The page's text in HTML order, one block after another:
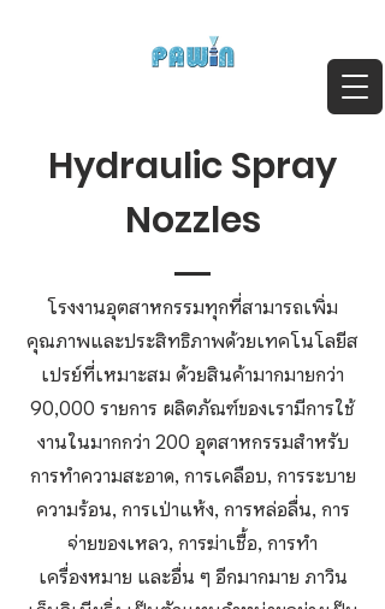
Hydraulic Spray
Nozzles
โรงงานอุตสาหกรรมทุกที่สามารถเพิ่ม
คุณภาพและประสิทธิภาพด้วยเทคโนโลยีส
เปรย์ที่เหมาะสม ด้วยสินค้ามากมายกว่า
90,000 รายการ ผลิตภัณฑ์ของเรามีการใช้
งานในมากกว่า 200 อุตสาหกรรมสำหรับ
การทำความสะอาด, การเคลือบ, การระบาย
ความร้อน, การเป่าแห้ง, การหล่อลื่น, การ
จ่ายของเหลว, การฆ่าเชื้อ, การทำ
เครื่องหมาย และอื่น ๆ อีกมากมายภาวิน